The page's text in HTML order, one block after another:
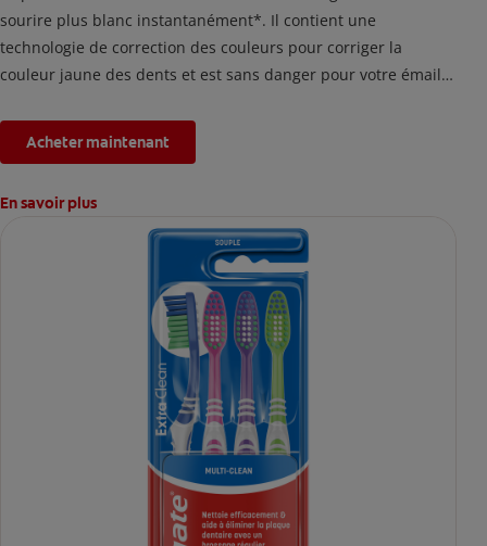
sourire plus blanc instantanément*. Il contient une
technologie de correction des couleurs pour corriger la
couleur jaune des dents et est sans danger pour votre émail.
Acheter maintenant
En savoir plus